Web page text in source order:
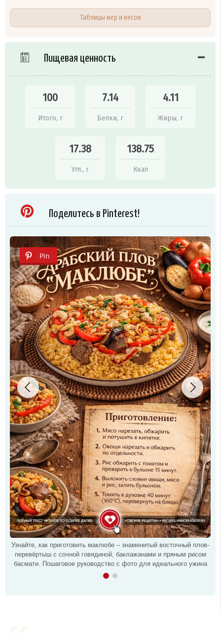
Таблицы мер и весов
Пищевая ценность
100
Итого, г
7.14
Белки, г
4.11
Жиры, г
17.38
Угл., г
138.75
Ккал
Поделитесь в Pinterest!
Pin
Узнайте, как приготовить маклюбе – знаменитый восточный плов-
перевёртыш с сочной говядиной, баклажанами и пряным рисом
басмати. Пошаговое руководство с фото для идеального ужина